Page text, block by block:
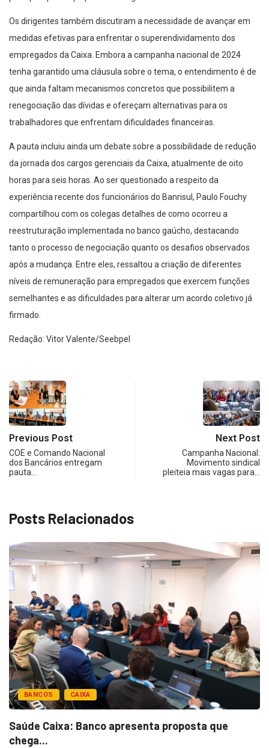
Os dirigentes também discutiram a necessidade de avançar em
medidas efetivas para enfrentar o superendividamento dos
empregados da Caixa. Embora a campanha nacional de 2024
tenha garantido uma cláusula sobre o tema, o entendimento é de
que ainda faltam mecanismos concretos que possibilitem a
renegociação das dívidas e ofereçam alternativas para os
trabalhadores que enfrentam dificuldades financeiras.
A pauta incluiu ainda um debate sobre a possibilidade de redução
da jornada dos cargos gerenciais da Caixa, atualmente de oito
horas para seis horas. Ao ser questionado a respeito da
experiência recente dos funcionários do Banrisul, Paulo Fouchy
compartilhou com os colegas detalhes de como ocorreu a
reestruturação implementada no banco gaúcho, destacando
tanto o processo de negociação quanto os desafios observados
após a mudança. Entre eles, ressaltou a criação de diferentes
níveis de remuneração para empregados que exercem funções
semelhantes e as dificuldades para alterar um acordo coletivo já
firmado.
Redação: Vitor Valente/Seebpel
Previous Post
COE e Comando Nacional
dos Bancários entregam
pauta…
Next Post
Campanha Nacional:
Movimento sindical
pleiteia mais vagas para…
Posts Relacionados
BANCOS CAIXA
Saúde Caixa: Banco apresenta proposta que
chega...